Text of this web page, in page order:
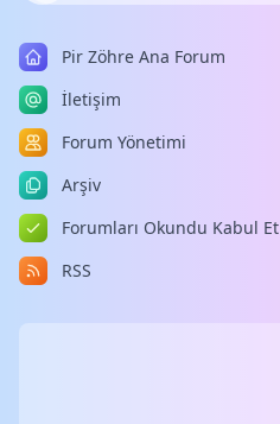
Pir Zöhre Ana Forum
İletişim
Forum Yönetimi
Arşiv
Forumları Okundu Kabul Et
RSS